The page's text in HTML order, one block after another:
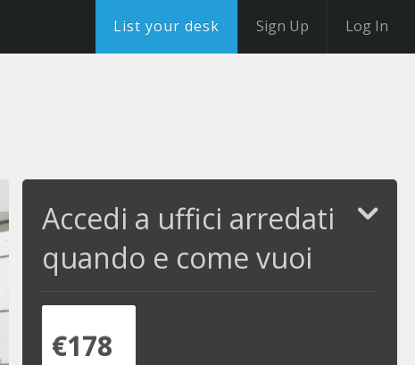
List your desk Sign Up Log In
Accedi a uffici arredati
quando e come vuoi
€178